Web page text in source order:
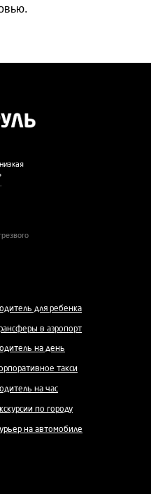
для ребенка
в аэропорт
на день
такси
на час
по городу
на автомобиле